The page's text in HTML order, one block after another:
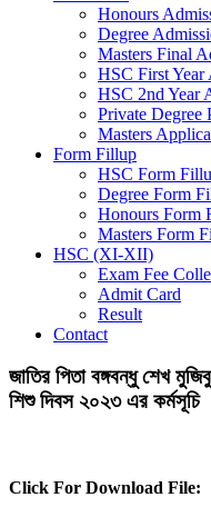
Honours
Degree
Masters Final
HSC First Year
HSC 2nd Year
Private Degree
Masters
Form Fillup
HSC Form
Degree Form
Honours Form
Masters Form
HSC (XI-XII)
Exam Fee
Admit Card
Result
Contact
জাতির পিতা বঙ্গবন্ধু শেখ
শিশু দিবস ২০২৩ এর কর্মসূচি
Click For Download File: